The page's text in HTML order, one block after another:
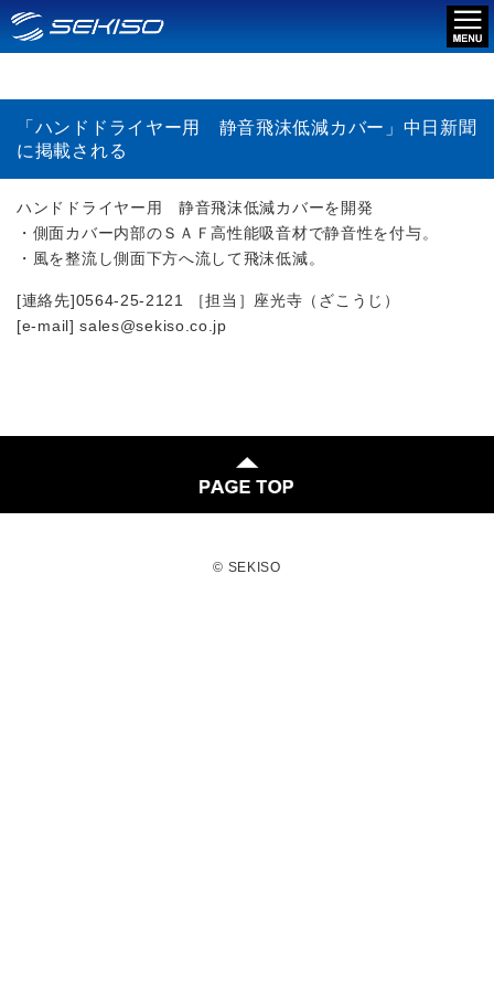
「ハンドドライヤー用 静音飛沫低減カバー」中日新聞
に掲載される
ハンドドライヤー用 静音飛沫低減カバーを開発
・側面カバー内部のＳＡＦ高性能吸音材で静音性を付与。
・風を整流し側面下方へ流して飛沫低減。
[連絡先]0564-25-2121 ［担当］座光寺（ざこうじ）
[e-mail] sales@sekiso.co.jp
© SEKISO